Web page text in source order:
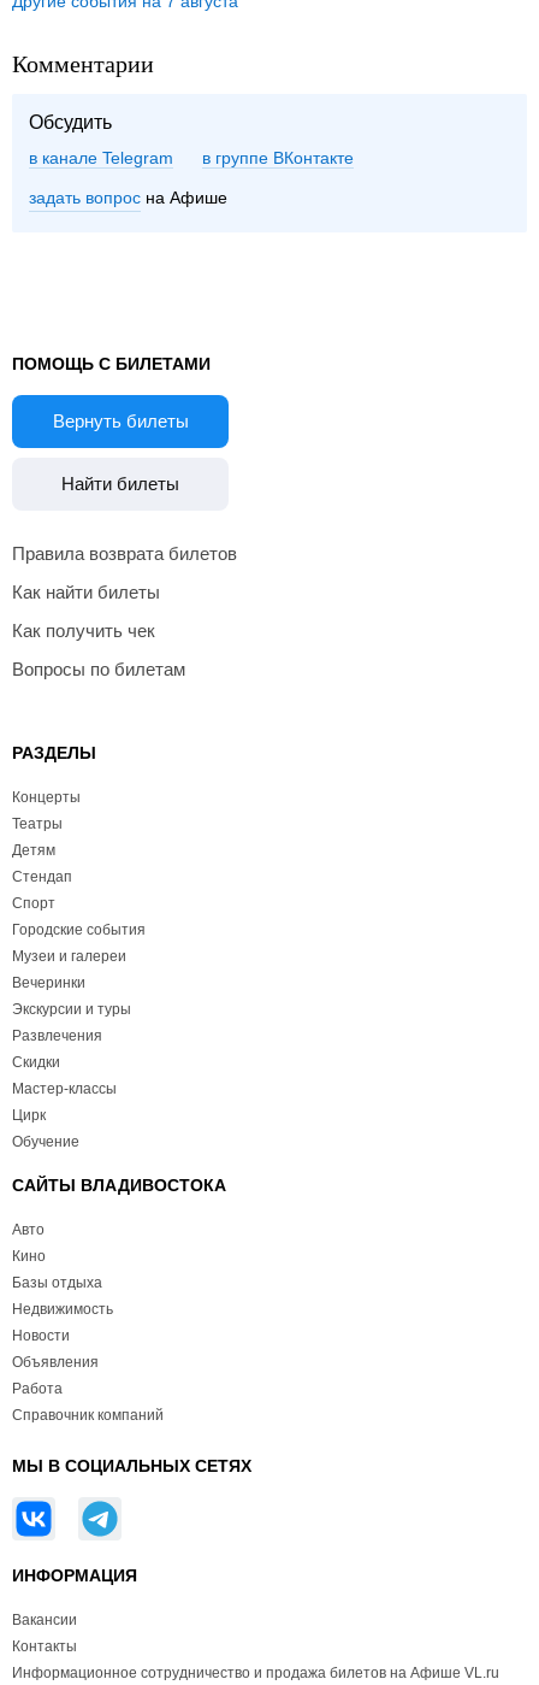
Комментарии
Обсудить
в канале Telegram группе ВКонтакте
задать вопрос на Афише
ПОМОЩЬ С БИЛЕТАМИ
Вернуть билеты
Найти билеты
Правила возврата билетов
Как найти билеты
Как получить чек
Вопросы по билетам
РАЗДЕЛЫ
Концерты
Театры
Детям
Стендап
Спорт
Городские события
Музеи и галереи
Вечеринки
Экскурсии и туры
Развлечения
Скидки
Мастер-классы
Цирк
Обучение
САЙТЫ ВЛАДИВОСТОКА
Авто
Кино
Базы отдыха
Недвижимость
Новости
Объявления
Работа
Справочник компаний
МЫ В СОЦИАЛЬНЫХ СЕТЯХ
ИНФОРМАЦИЯ
Вакансии
Контакты
Информационное сотрудничество и продажа билетов на Афише VL.ru